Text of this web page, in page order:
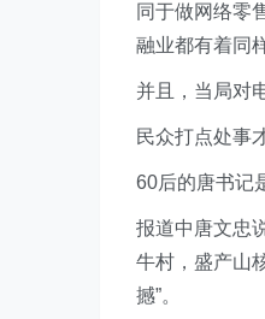
同于做网络零
融业都有着同
并且，当局对
民众打点处事
60后的唐书记
报道中唐文忠
牛村，盛产山
撼”。